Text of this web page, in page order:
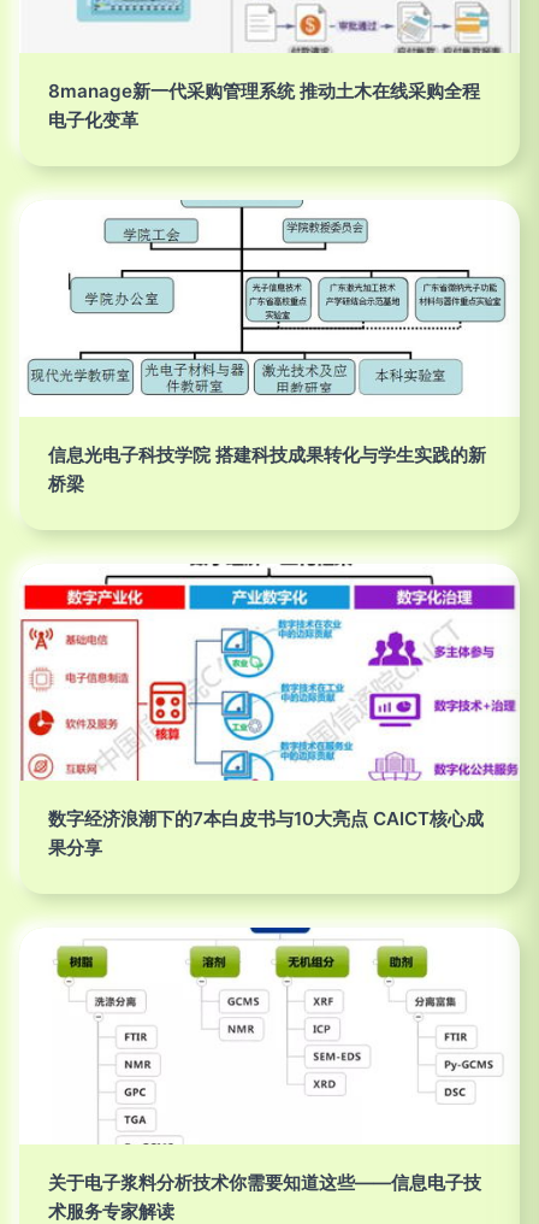
8manage新一代采购管理系统 推动土木在线采购全程
电子化变革
信息光电子科技学院 搭建科技成果转化与学生实践的新
桥梁
数字经济浪潮下的7本白皮书与10大亮点 CAICT核心成
果分享
关于电子浆料分析技术你需要知道这些——信息电子技
术服务专家解读